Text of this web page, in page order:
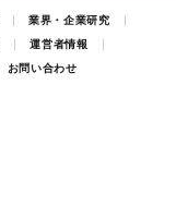
業界・企業研究
運営者情報
お問い合わせ